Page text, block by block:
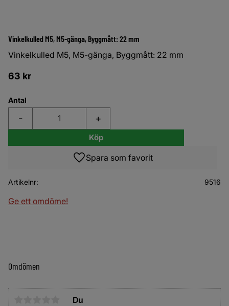
Vinkelkulled M5, M5-gänga, Byggmått: 22 mm
Vinkelkulled M5, M5-gänga, Byggmått: 22 mm
63 kr
Antal
+
-
Köp
Lägg till i favoriter
Artikelnr 9516
Ge ett omdöme!
Omdömen
Du